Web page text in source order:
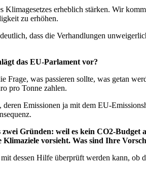
erheblich stärken. Wir
zu erhöhen.
dass die Verhandlungen
das EU-Parlament vor?
was passieren sollte, was getan
pro Tonne zahlen.
Emissionen ja mit dem EU-
Gründen: weil es kein CO2-
vorsieht. Was sind Ihre
dessen Hilfe überprüft werden kann,